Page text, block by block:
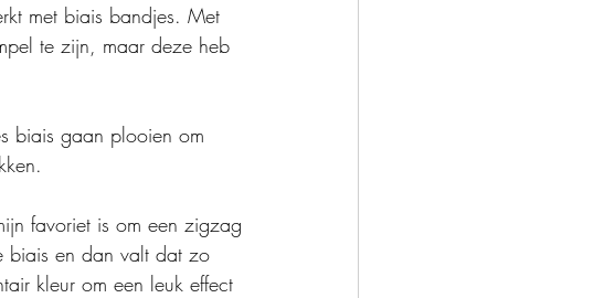
met biais bandjes. Met
te zijn, maar deze heb
biais gaan plooien om
favoriet is om een zigzag
en dan valt dat zo
kleur om een leuk effect